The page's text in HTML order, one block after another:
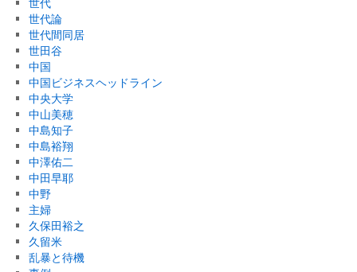
世代論
世代間同居
世田谷
中国
中国ビジネスヘッドライン
中央大学
中山美穂
中島知子
中島裕翔
中澤佑二
中田早耶
中野
主婦
久保田裕之
久留米
乱暴と待機